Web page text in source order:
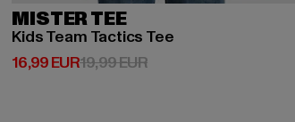
MISTER TEE
Kids Team Tactics Tee
16,99 EUR
Derzeitiger Preis: 16,99 EUR
19,99 EURAktionspreis: 19,99 EUR